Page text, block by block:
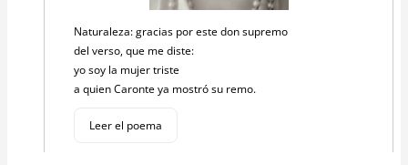
Naturaleza: gracias por este don supremo
del verso, que me diste:
yo soy la mujer triste
a quien Caronte ya mostró su remo.
Leer el poema